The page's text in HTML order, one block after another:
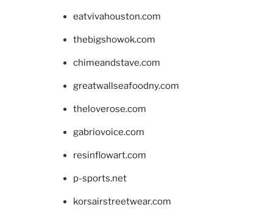
eatvivahouston.com
thebigshowok.com
chimeandstave.com
greatwallseafoodny.com
theloverose.com
gabriovoice.com
resinflowart.com
p-sports.net
korsairstreetwear.com